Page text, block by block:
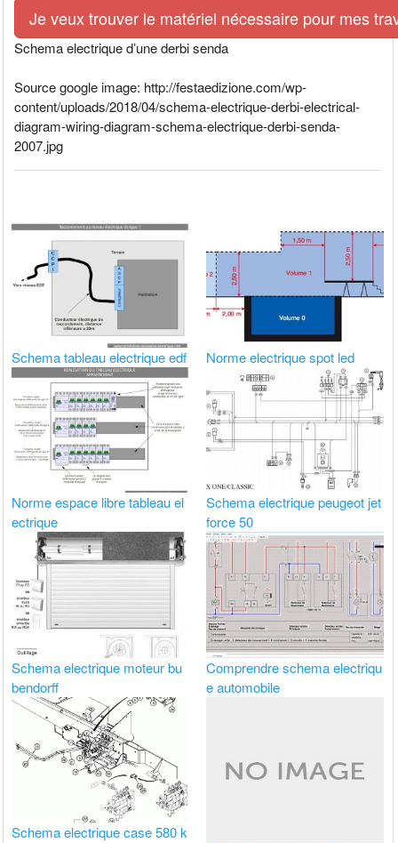
Je veux trouver le matériel nécessaire pour mes
Schema electrique d’une derbi senda
Source google image: http://festaedizione.com/wp-
content/uploads/2018/04/schema-electrique-derbi-electrical-
diagram-wiring-diagram-schema-electrique-derbi-senda-
2007.jpg
Schema tableau electrique edf Norme electrique spot led
Norme espace libre tableau el
ectrique
Schema electrique peugeot jet
force 50
Schema electrique moteur bu
bendorff
Comprendre schema electriqu
e automobile
Schema electrique case 580 k